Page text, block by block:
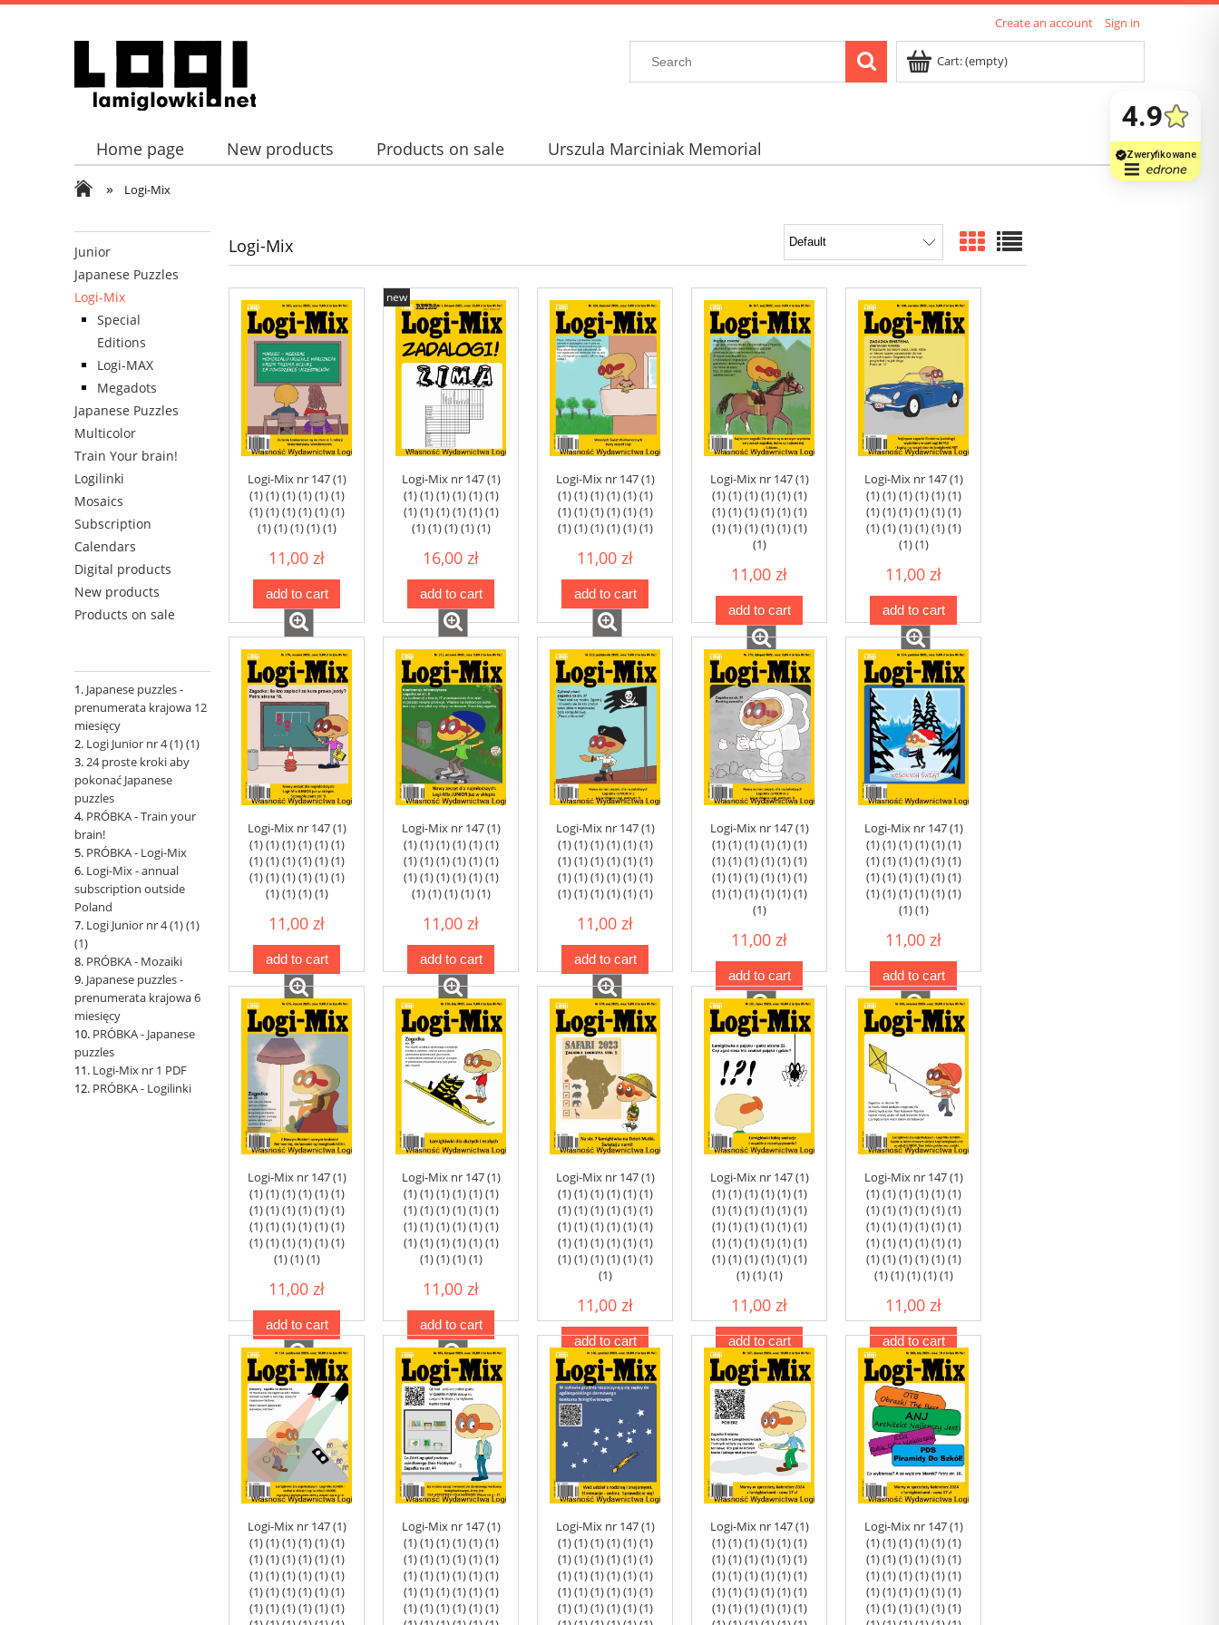
Create an account Sign in
Cart:(empty)
Home page New products Products on sale Urszula Marciniak Memorial
» Logi-Mix
Junior
Japanese Puzzles
Logi-Mix
Special
Editions
Logi-MAX
Megadots
Japanese Puzzles
Multicolor
Train Your brain!
Logilinki
Mosaics
Subscription
Calendars
Digital products
New products
Products on sale
Japanese puzzles -
prenumerata krajowa 12
miesięcy
Logi Junior nr 4 (1) (1)
24 proste kroki aby
pokonać Japanese
puzzles
PRÓBKA - Train your
brain!
PRÓBKA - Logi-Mix
Logi-Mix - annual
subscription outside
Poland
Logi Junior nr 4 (1) (1)
(1)
PRÓBKA - Mozaiki
Japanese puzzles -
prenumerata krajowa 6
miesięcy
PRÓBKA - Japanese
puzzles
Logi-Mix nr 1 PDF
PRÓBKA - Logilinki
Logi-Mix
Logi-Mix nr 147 (1)
(1) (1) (1) (1) (1) (1)
(1) (1) (1) (1) (1) (1)
(1) (1) (1) (1) (1)
11,00 zł
add to cart
Logi-Mix nr 147 (1)
(1) (1) (1) (1) (1) (1)
(1) (1) (1) (1) (1) (1)
(1) (1) (1) (1) (1)
16,00 zł
add to cart
new
Logi-Mix nr 147 (1)
(1) (1) (1) (1) (1) (1)
(1) (1) (1) (1) (1) (1)
(1) (1) (1) (1) (1) (1)
11,00 zł
add to cart
Logi-Mix nr 147 (1)
(1) (1) (1) (1) (1) (1)
(1) (1) (1) (1) (1) (1)
(1) (1) (1) (1) (1) (1)
(1)
11,00 zł
add to cart
Logi-Mix nr 147 (1)
(1) (1) (1) (1) (1) (1)
(1) (1) (1) (1) (1) (1)
(1) (1) (1) (1) (1) (1)
(1) (1)
11,00 zł
add to cart
Logi-Mix nr 147 (1)
(1) (1) (1) (1) (1) (1)
(1) (1) (1) (1) (1) (1)
(1) (1) (1) (1) (1) (1)
(1) (1) (1) (1)
11,00 zł
add to cart
Logi-Mix nr 147 (1)
(1) (1) (1) (1) (1) (1)
(1) (1) (1) (1) (1) (1)
(1) (1) (1) (1) (1) (1)
(1) (1) (1) (1) (1)
11,00 zł
add to cart
Logi-Mix nr 147 (1)
(1) (1) (1) (1) (1) (1)
(1) (1) (1) (1) (1) (1)
(1) (1) (1) (1) (1) (1)
(1) (1) (1) (1) (1) (1)
11,00 zł
add to cart
Logi-Mix nr 147 (1)
(1) (1) (1) (1) (1) (1)
(1) (1) (1) (1) (1) (1)
(1) (1) (1) (1) (1) (1)
(1) (1) (1) (1) (1) (1)
(1)
11,00 zł
add to cart
Logi-Mix nr 147 (1)
(1) (1) (1) (1) (1) (1)
(1) (1) (1) (1) (1) (1)
(1) (1) (1) (1) (1) (1)
(1) (1) (1) (1) (1) (1)
(1) (1)
11,00 zł
add to cart
Logi-Mix nr 147 (1)
(1) (1) (1) (1) (1) (1)
(1) (1) (1) (1) (1) (1)
(1) (1) (1) (1) (1) (1)
(1) (1) (1) (1) (1) (1)
(1) (1) (1)
11,00 zł
add to cart
Logi-Mix nr 147 (1)
(1) (1) (1) (1) (1) (1)
(1) (1) (1) (1) (1) (1)
(1) (1) (1) (1) (1) (1)
(1) (1) (1) (1) (1) (1)
(1) (1) (1) (1)
11,00 zł
add to cart
Logi-Mix nr 147 (1)
(1) (1) (1) (1) (1) (1)
(1) (1) (1) (1) (1) (1)
(1) (1) (1) (1) (1) (1)
(1) (1) (1) (1) (1) (1)
(1) (1) (1) (1) (1) (1)
(1)
11,00 zł
add to cart
Logi-Mix nr 147 (1)
(1) (1) (1) (1) (1) (1)
(1) (1) (1) (1) (1) (1)
(1) (1) (1) (1) (1) (1)
(1) (1) (1) (1) (1) (1)
(1) (1) (1) (1) (1) (1)
(1) (1) (1)
11,00 zł
add to cart
Logi-Mix nr 147 (1)
(1) (1) (1) (1) (1) (1)
(1) (1) (1) (1) (1) (1)
(1) (1) (1) (1) (1) (1)
(1) (1) (1) (1) (1) (1)
(1) (1) (1) (1) (1) (1)
(1) (1) (1) (1) (1)
11,00 zł
add to cart
Logi-Mix nr 147 (1)
(1) (1) (1) (1) (1) (1)
(1) (1) (1) (1) (1) (1)
(1) (1) (1) (1) (1) (1)
(1) (1) (1) (1) (1) (1)
(1) (1) (1) (1) (1) (1)
Logi-Mix nr 147 (1)
(1) (1) (1) (1) (1) (1)
(1) (1) (1) (1) (1) (1)
(1) (1) (1) (1) (1) (1)
(1) (1) (1) (1) (1) (1)
(1) (1) (1) (1) (1) (1)
Logi-Mix nr 147 (1)
(1) (1) (1) (1) (1) (1)
(1) (1) (1) (1) (1) (1)
(1) (1) (1) (1) (1) (1)
(1) (1) (1) (1) (1) (1)
(1) (1) (1) (1) (1) (1)
Logi-Mix nr 147 (1)
(1) (1) (1) (1) (1) (1)
(1) (1) (1) (1) (1) (1)
(1) (1) (1) (1) (1) (1)
(1) (1) (1) (1) (1) (1)
(1) (1) (1) (1) (1) (1)
Logi-Mix nr 147 (1)
(1) (1) (1) (1) (1) (1)
(1) (1) (1) (1) (1) (1)
(1) (1) (1) (1) (1) (1)
(1) (1) (1) (1) (1) (1)
(1) (1) (1) (1) (1) (1)